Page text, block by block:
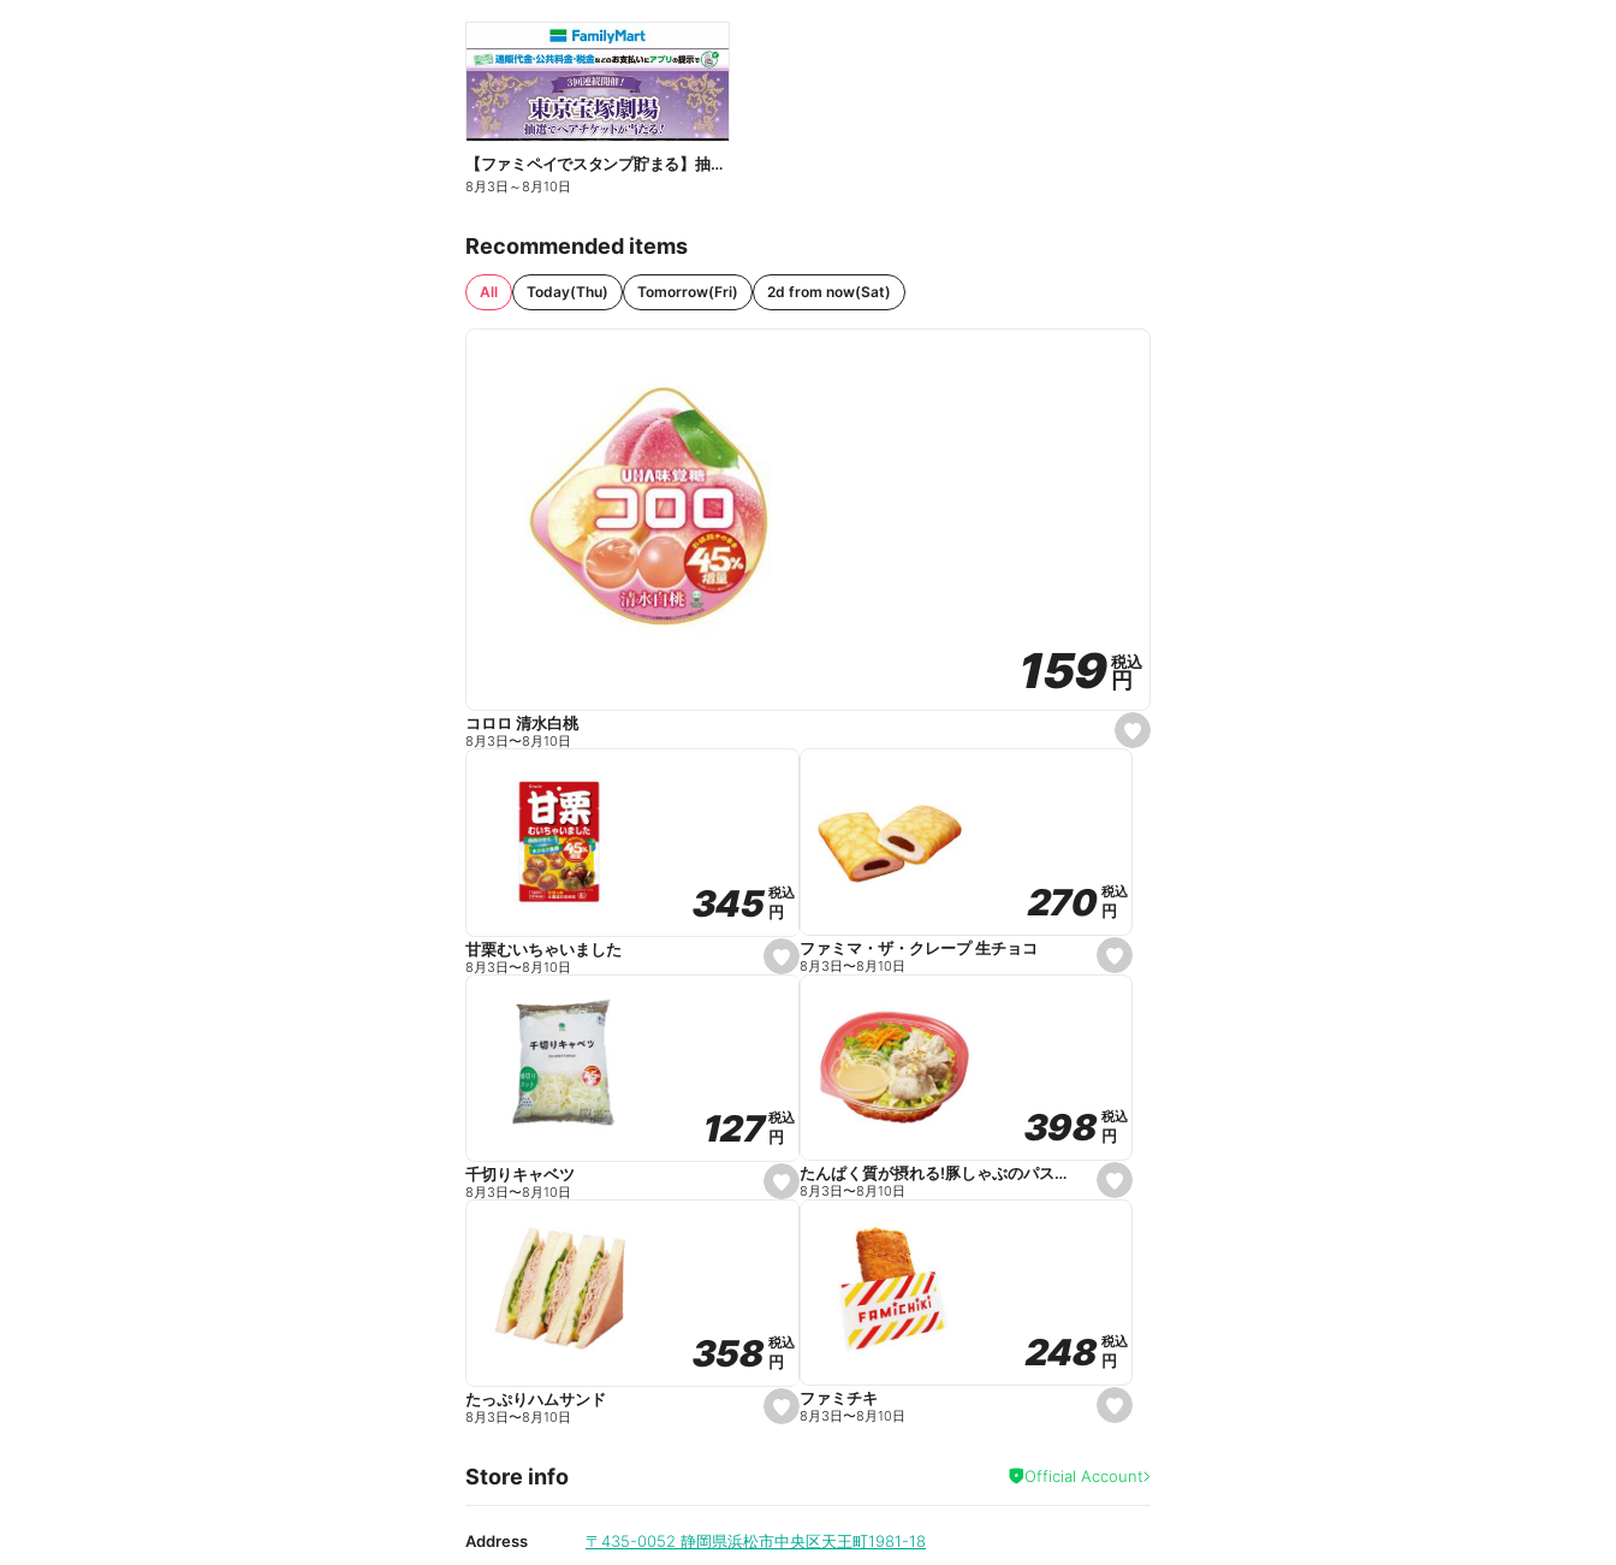
【ファミペイでスタンプ貯まる】抽選でペアチケットが当たる!
8月3日 ～8月10日
Recommended items
All Today(Thu) Tomorrow(Fri) 2d from now(Sat)
s
e
159
159税込
税込
円
円
コロロ 清水白桃
8月3日〜8月10日
s
e
e
345
345税込
税込
円
円
甘栗むいちゃいました
8月3日〜8月10日
s
e
e
270
270 税込
税込
円
円
ファミマ・ザ・クレープ 生チョコ
8月3日〜8月10日
s
e
e
127
127税込
税込
円
円
千切りキャベツ
8月3日〜8月10日
s
e
e
398
398 税込
税込
円
円
たんぱく質が摂れる!豚しゃぶのパスタサラダ
8月3日〜8月10日
s
e
i
t
358
358税込
税込
円
円
たっぷりハムサンド
8月3日〜8月10日
s
e
a
248
248 税込
税込
円
円
ファミチキ
8月3日〜8月10日
Store info Official Account
Address 〒435-0052 静岡県浜松市中央区天王町1981-18